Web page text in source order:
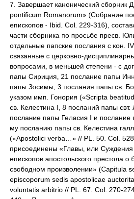
7. Завершает канонический сборник
pontificum Romanorum» (Собрание
епископов - Ibid. Col. 229-316),
части сборника по просьбе пресв.
отдельные папские послания с кон.
связанные с церковно-
вопросами, в меньшей степени - с
папы Сириция, 21 послание папы
папы Зосимы, 3 послания папы св.
указом имп. Гонория («Scripta
св. Келестина I, 8 посланий папы свт.
послание папы Геласия I и послание
му посланию папы св. Келестина
(«Apostolici verba…» // PL. 50. Col.
присоединены «Главы, или
епископов апостольского престола о
свободном произволении» (Capitula
episcoporum sedis apostolicae
voluntatis arbitrio // PL. 67. Col. 270-